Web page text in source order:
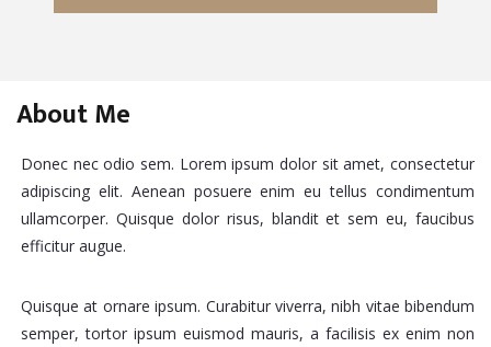
About Me
Donec nec odio sem. Lorem ipsum dolor sit amet, consectetur
adipiscing elit. Aenean posuere enim eu tellus condimentum
ullamcorper. Quisque dolor risus, blandit et sem eu, faucibus
efficitur augue.
Quisque at ornare ipsum. Curabitur viverra, nibh vitae bibendum
semper, tortor ipsum euismod mauris, a facilisis ex enim non